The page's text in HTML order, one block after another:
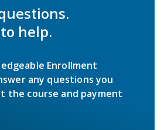
help.
Enrollment
any questions you
the course and payment